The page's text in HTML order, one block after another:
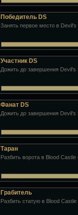
Победитель DS
Занять первое место в Devil's
Участник DS
Дожить до завершения Devil's
Фанат DS
Дожить до завершения Devil's
Таран
Разбить ворота в Blood Castle
Грабитель
Разбить статую в Blood Castle